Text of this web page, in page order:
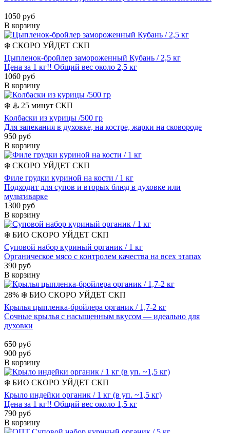
1050 руб
В корзину
❄️ СКОРО УЙДЕТ СКП
Цыпленок-бройлер замороженный Кубань / 2,5 кг
Цена за 1 кг!! Общий вес около 2,5 кг
1060 руб
В корзину
❄️ ♨️ 25 минут СКП
Колбаски из курицы /500 гр
Для запекания в духовке, на костре, жарки на сковороде
950 руб
В корзину
❄️ СКОРО УЙДЕТ СКП
Филе грудки куриной на кости / 1 кг
Подходит для супов и вторых блюд в духовке или
мультиварке
1300 руб
В корзину
❄️ БИО СКОРО УЙДЕТ СКП
Суповой набор куриный органик / 1 кг
Органическое мясо с контролем качества на всех этапах
390 руб
В корзину
28% ❄️ БИО СКОРО УЙДЕТ СКП
Крылья цыпленка-бройлера органик / 1,7-2 кг
Сочные крылья с насыщенным вкусом — идеально для
духовки
650 руб
900 руб
В корзину
❄️ БИО СКОРО УЙДЕТ СКП
Крыло индейки органик / 1 кг (в уп. ~1,5 кг)
Цена за 1 кг!! Общий вес около 1,5 кг
790 руб
В корзину